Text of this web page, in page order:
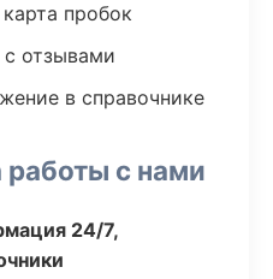
пробок
с отзывами
в справочнике
с нами
24/7,